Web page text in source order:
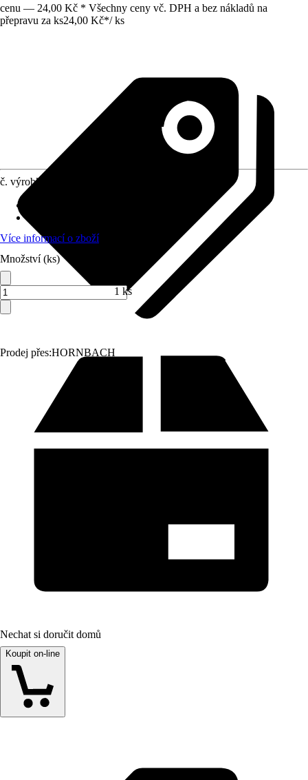
cenu — 24,00 Kč * Všechny ceny vč. DPH a bez nákladů na
přepravu za ks24,00 Kč*/ ks
Prodej přes:HORNBACH
č. výrobku
Více informací o zboží
Množství (ks)
1 ks
Nechat si doručit domů
Koupit on-line